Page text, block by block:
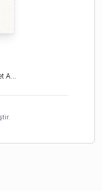
Mustafa Çağrıcı, Mehmet Akif Aydın, Ülfet Görgülü